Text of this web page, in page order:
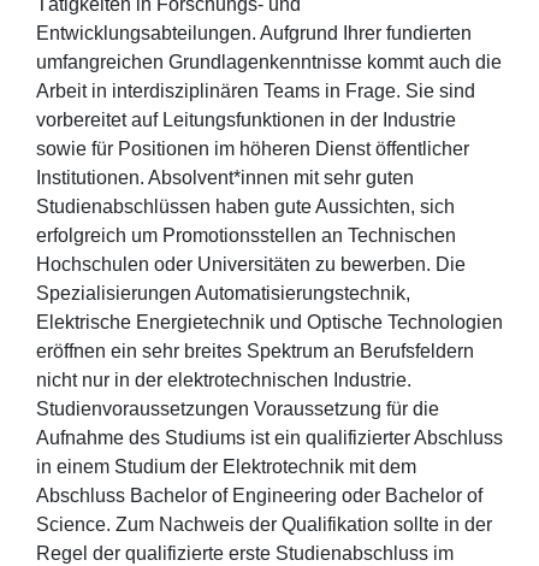
Tätigkeiten in Forschungs- und
Entwicklungsabteilungen. Aufgrund Ihrer fundierten
umfangreichen Grundlagenkenntnisse kommt auch die
Arbeit in interdisziplinären Teams in Frage. Sie sind
vorbereitet auf Leitungsfunktionen in der Industrie
sowie für Positionen im höheren Dienst öffentlicher
Institutionen. Absolvent*innen mit sehr guten
Studienabschlüssen haben gute Aussichten, sich
erfolgreich um Promotionsstellen an Technischen
Hochschulen oder Universitäten zu bewerben. Die
Spezialisierungen Automatisierungstechnik,
Elektrische Energietechnik und Optische Technologien
eröffnen ein sehr breites Spektrum an Berufsfeldern
nicht nur in der elektrotechnischen Industrie.
Studienvoraussetzungen Voraussetzung für die
Aufnahme des Studiums ist ein qualifizierter Abschluss
in einem Studium der Elektrotechnik mit dem
Abschluss Bachelor of Engineering oder Bachelor of
Science. Zum Nachweis der Qualifikation sollte in der
Regel der qualifizierte erste Studienabschluss im